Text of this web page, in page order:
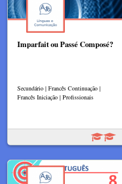
Imparfait ou Passé Composé?
Secundário | Francês Continuação |
Francês Iniciação | Profissionais